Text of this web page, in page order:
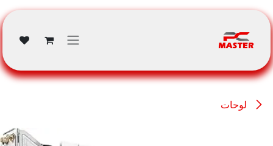
تخطي للذهاب إلى المحتوى
لوحات